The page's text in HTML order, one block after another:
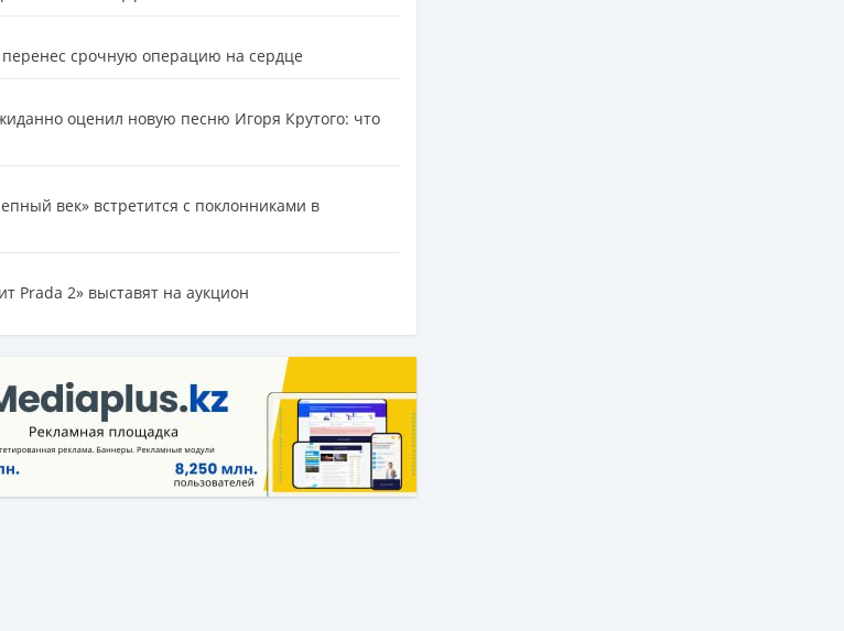
срочную операцию на сердце
оценил новую песню Игоря Крутого: что
век» встретится с поклонниками в
Prada 2» выставят на аукцион